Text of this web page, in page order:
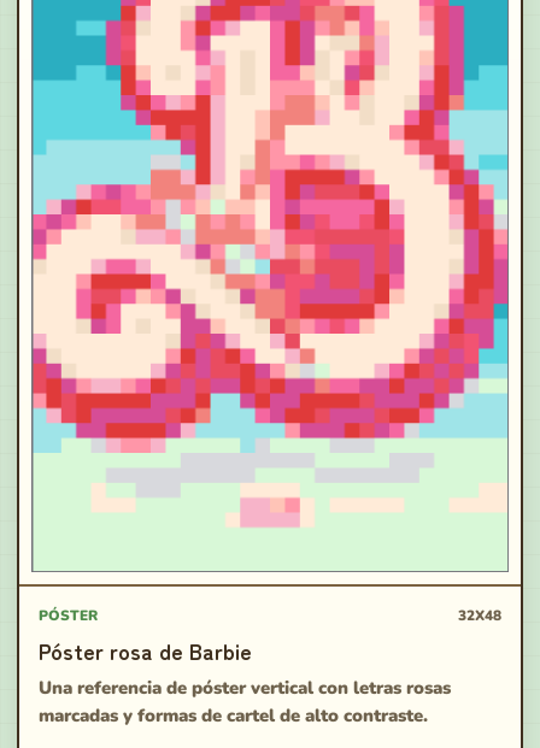
PÓSTER 32X48
Póster rosa de Barbie
Una referencia de póster vertical con letras rosas
marcadas y formas de cartel de alto contraste.